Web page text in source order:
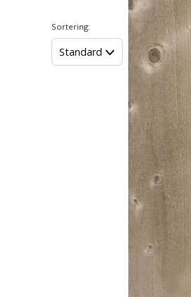
Sortering:
Standard